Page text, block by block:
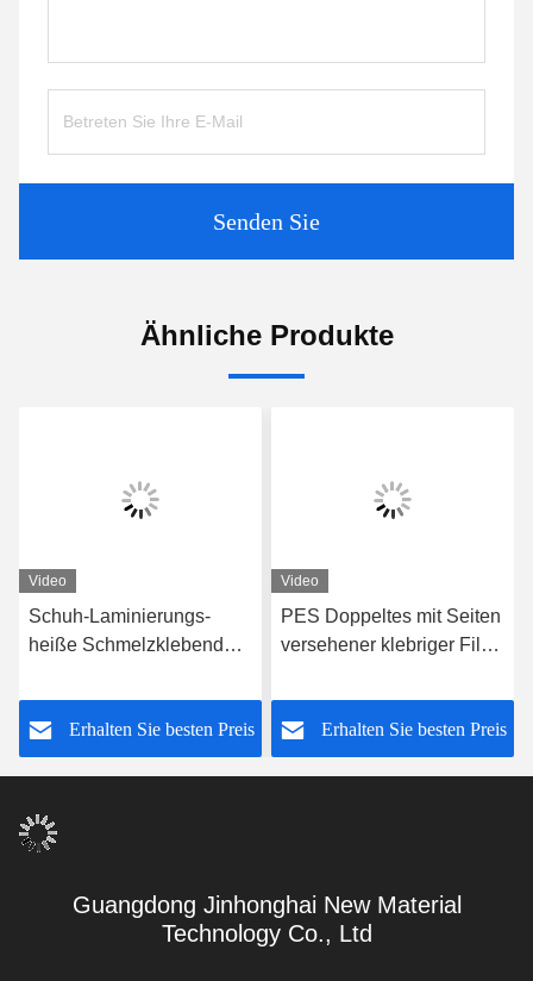
Senden Sie
Ähnliche Produkte
Video
Schuh-Laminierungs-
heiße Schmelzklebendes
Soem/ODM für
Einlegesohlen-Schaum
Erhalten Sie besten Preis
Video
PES Doppeltes mit Seiten
versehener klebriger Film,
Schuh-Laminierung
PAs/TPU heiße Schmelz
Erhalten Sie besten Preis
Guangdong Jinhonghai New Material
Technology Co., Ltd